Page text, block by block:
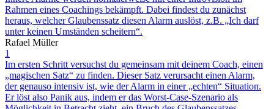
Rahmen eines Coachings bekämpft. Dabei findest du zunächst
heraus, welcher Glaubenssatz diesen Alarm auslöst, z.B. „Ich darf
unter keinen Umständen scheitern“.
Rafael Müller
1
Im ersten Schritt versuchst du gemeinsam mit deinem Coach, einen
„magischen Satz“ zu finden. Dieser Satz verursacht einen Alarm,
der genauso intensiv ist, wie der Alarm in einer „echten“ Situation.
Er löst also Panik aus, indem er das Worst-Case-Szenario als